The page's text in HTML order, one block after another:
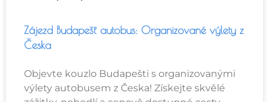
Zájezd Budapešť autobus: Organizované výlety z
Česka
Objevte kouzlo Budapešti s organizovanými
výlety autobusem z Česka! Získejte skvělé